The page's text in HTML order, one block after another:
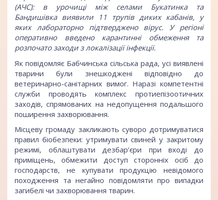
(АЧС): в урочищі між селами Букатинка та
Бандишівка виявили 11 трупів диких кабанів, у
яких лабораторно підтверджено вірус. У регіоні
оперативно введено карантинні обмеження та
розпочато заходи з локалізації інфекції.
Як повідомляє Бабчинська сільська рада, усі виявлені
тварини були знешкоджені відповідно до
ветеринарно-санітарних вимог. Наразі компетентні
служби проводять комплекс протиепізоотичних
заходів, спрямованих на недопущення подальшого
поширення захворювання.
Місцеву громаду закликають суворо дотримуватися
правил біобезпеки: утримувати свиней у закритому
режимі, облаштувати дезбар’єри при вході до
приміщень, обмежити доступ сторонніх осіб до
господарств, не купувати продукцію невідомого
походження та негайно повідомляти про випадки
загибелі чи захворювання тварин.